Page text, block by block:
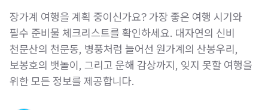
장가계 여행을 계획 중이신가요? 가장 좋은 여행 시기와
필수 준비물 체크리스트를 확인하세요. 대자연의 신비
천문산의 천문동, 병풍처럼 늘어선 원가계의 산봉우리,
보봉호의 뱃놀이, 그리고 운해 감상까지, 잊지 못할 여행을
위한 모든 정보를 제공합니다.